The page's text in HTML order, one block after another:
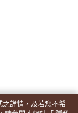
之詳情，及若您不希